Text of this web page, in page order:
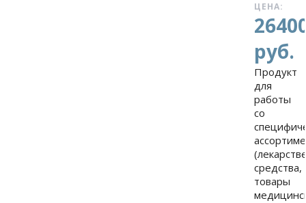
ЦЕНА:
руб.
Продукт
для
работы
со
средства,
товары